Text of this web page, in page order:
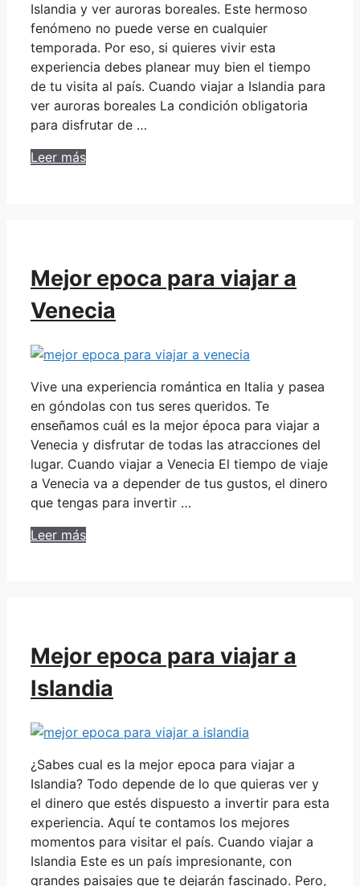
Islandia y ver auroras boreales. Este hermoso
fenómeno no puede verse en cualquier
temporada. Por eso, si quieres vivir esta
experiencia debes planear muy bien el tiempo
de tu visita al país. Cuando viajar a Islandia para
ver auroras boreales La condición obligatoria
para disfrutar de …
Leer más
Mejor epoca para viajar a
Venecia
Vive una experiencia romántica en Italia y pasea
en góndolas con tus seres queridos. Te
enseñamos cuál es la mejor época para viajar a
Venecia y disfrutar de todas las atracciones del
lugar. Cuando viajar a Venecia El tiempo de viaje
a Venecia va a depender de tus gustos, el dinero
que tengas para invertir …
Leer más
Mejor epoca para viajar a
Islandia
¿Sabes cual es la mejor epoca para viajar a
Islandia? Todo depende de lo que quieras ver y
el dinero que estés dispuesto a invertir para esta
experiencia. Aquí te contamos los mejores
momentos para visitar el país. Cuando viajar a
Islandia Este es un país impresionante, con
grandes paisajes que te dejarán fascinado. Pero,